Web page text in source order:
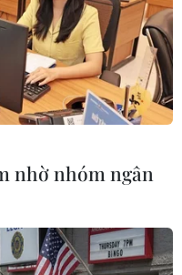
#Lũ quét
#Gió giật
#Tin tức
nhờ nhóm ngân